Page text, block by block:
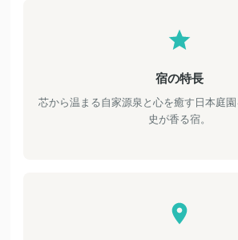
宿の特長
芯から温まる自家源泉と心を癒す日本庭
史が香る宿。